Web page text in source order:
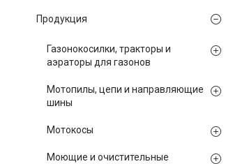
Продукция
Газонокосилки, тракторы и
аэраторы для газонов
Мотопилы, цепи и направляющие
шины
Мотокосы
Моющие и очистительные